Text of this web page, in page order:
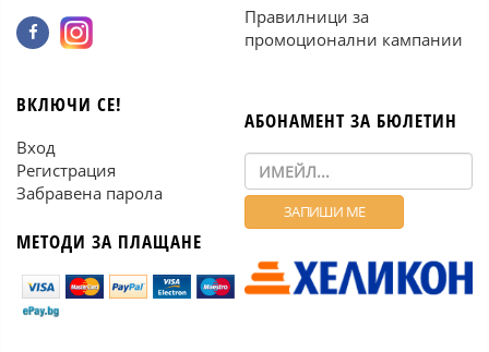
Правилници за
промоционални кампании
ВКЛЮЧИ СЕ!
Вход
Регистрация
Забравена парола
МЕТОДИ ЗА ПЛАЩАНЕ
АБОНАМЕНТ ЗА БЮЛЕТИН